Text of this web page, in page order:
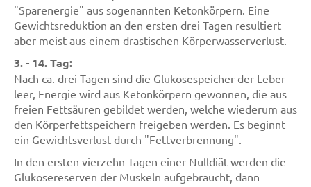
"Sparenergie" aus sogenannten Ketonkörpern. Eine
Gewichtsreduktion an den ersten drei Tagen resultiert
aber meist aus einem drastischen Körperwasserverlust.
3. - 14. Tag:
Nach ca. drei Tagen sind die Glukosespeicher der Leber
leer, Energie wird aus Ketonkörpern gewonnen, die aus
freien Fettsäuren gebildet werden, welche wiederum aus
den Körperfettspeichern freigeben werden. Es beginnt
ein Gewichtsverlust durch "Fettverbrennung".
In den ersten vierzehn Tagen einer Nulldiät werden die
Glukosereserven der Muskeln aufgebraucht, dann